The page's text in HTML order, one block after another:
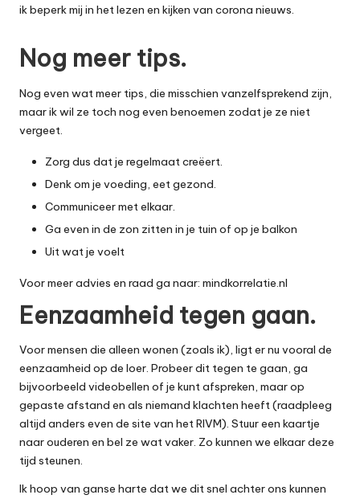
ik beperk mij in het lezen en kijken van corona nieuws.
Nog meer tips.
Nog even wat meer tips, die misschien vanzelfsprekend zijn,
maar ik wil ze toch nog even benoemen zodat je ze niet
vergeet.
Zorg dus dat je regelmaat creëert.
Denk om je voeding, eet gezond.
Communiceer met elkaar.
Ga even in de zon zitten in je tuin of op je balkon
Uit wat je voelt
Voor meer advies en raad ga naar: mindkorrelatie.nl
Eenzaamheid tegen gaan.
Voor mensen die alleen wonen (zoals ik), ligt er nu vooral de
eenzaamheid op de loer. Probeer dit tegen te gaan, ga
bijvoorbeeld videobellen of je kunt afspreken, maar op
gepaste afstand en als niemand klachten heeft (raadpleeg
altijd anders even de site van het RIVM). Stuur een kaartje
naar ouderen en bel ze wat vaker. Zo kunnen we elkaar deze
tijd steunen.
Ik hoop van ganse harte dat we dit snel achter ons kunnen